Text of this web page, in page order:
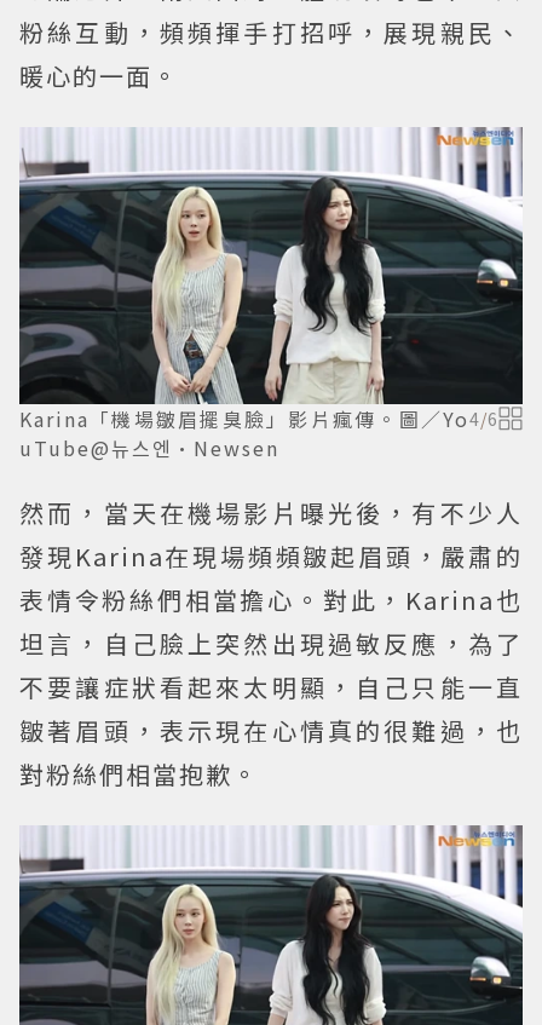
粉絲互動，頻頻揮手打招呼，展現親民、
暖心的一面。
Karina「機場皺眉擺臭臉」影片瘋傳。圖／Yo
uTube@뉴스엔·Newsen
4/6
然而，當天在機場影片曝光後，有不少人
發現Karina在現場頻頻皺起眉頭，嚴肅的
表情令粉絲們相當擔心。對此，Karina也
坦言，自己臉上突然出現過敏反應，為了
不要讓症狀看起來太明顯，自己只能一直
皺著眉頭，表示現在心情真的很難過，也
對粉絲們相當抱歉。